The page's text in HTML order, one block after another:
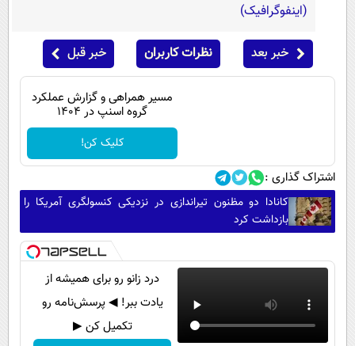
(اینفوگرافیک)
خبر بعد نظرات کاربران خبر قبل
مسیر همراهی و گزارش عملکرد
گروه اسنپ در ۱۴۰۴
کلیک کن!
اشتراک گذاری :
کانادا دو مظنون تیراندازی در نزدیکی کنسولگری آمریکا را
بازداشت کرد
درد زانو رو برای همیشه از
یادت ببر! ◀ پرسش‌نامه رو
تکمیل کن ▶